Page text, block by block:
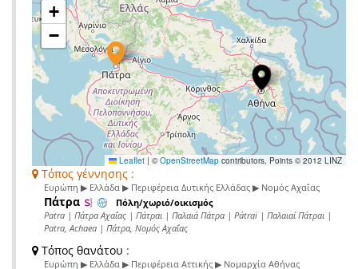
+
−
Leaflet | ©OpenStreetMap contributors, Points © 2012 LINZ
Τόπος γέννησης :
Ευρώπη ▶ Ελλάδα ▶ Περιφέρεια Δυτικής Ελλάδας ▶ Νομός Αχαΐας
Πάτρα Πόλη/χωριό/οικισμός
Patra | Πάτρα Αχαΐας | Πάτραι | Παλαιά Πάτρα | Pátrai | Παλαιαί Πάτραι |
Patra, Achaea | Πάτρα, Νομός Αχαΐας
Τόπος θανάτου :
Ευρώπη ▶ Ελλάδα ▶ Περιφέρεια Αττικής ▶ Νομαρχία Αθήνας